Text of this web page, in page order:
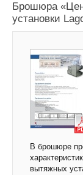
Брошюра
установки
В брошюре
вытяжных